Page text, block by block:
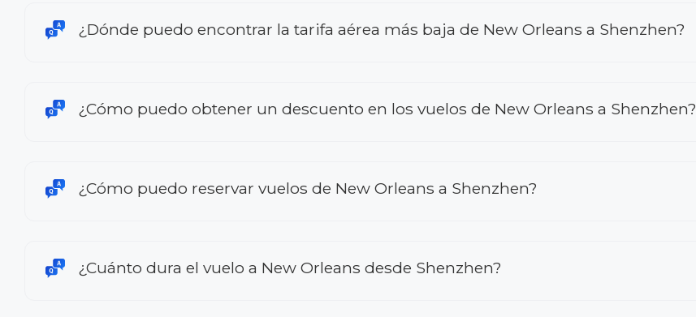
¿Dónde puedo encontrar la tarifa aérea más baja de New Orleans a Shenzhen?
¿Cómo puedo obtener un descuento en los vuelos de New Orleans a Shenzhen?
¿Cómo puedo reservar vuelos de New Orleans a Shenzhen?
¿Cuánto dura el vuelo a New Orleans desde Shenzhen?